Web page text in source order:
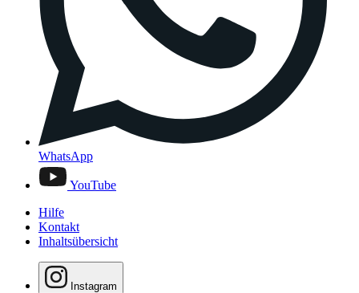
WhatsApp
YouTube
Hilfe
Kontakt
Inhaltsübersicht
Instagram